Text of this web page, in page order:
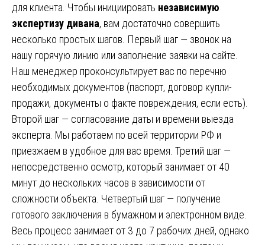
для клиента. Чтобы инициировать независимую
экспертизу дивана, вам достаточно совершить
несколько простых шагов. Первый шаг — звонок на
нашу горячую линию или заполнение заявки на сайте.
Наш менеджер проконсультирует вас по перечню
необходимых документов (паспорт, договор купли-
продажи, документы о факте повреждения, если есть).
Второй шаг — согласование даты и времени выезда
эксперта. Мы работаем по всей территории РФ и
приезжаем в удобное для вас время. Третий шаг —
непосредственно осмотр, который занимает от 40
минут до нескольких часов в зависимости от
сложности объекта. Четвертый шаг — получение
готового заключения в бумажном и электронном виде.
Весь процесс занимает от 3 до 7 рабочих дней, однако